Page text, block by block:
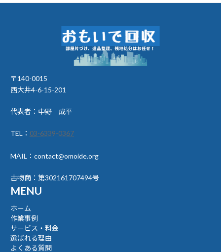
〒140-0015
西大井4-6-15-201
代表者：中野 成平
TEL： 03-6339-0367
MAIL：contact@omoide.org
古物商：第302161707494号
MENU
ホーム
作業事例
サービス・料金
選ばれる理由
よくある質問